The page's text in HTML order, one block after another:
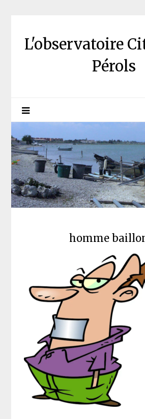
L'observatoire
Pérols
homme